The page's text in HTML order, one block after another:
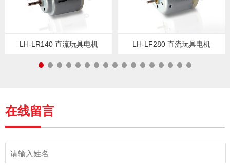
LH-LR140 直流玩具电机 LH-LF280 直流玩具电机
在线留言